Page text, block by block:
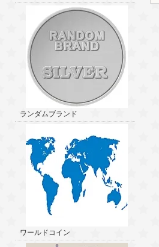
ランダムブランド
ワールドコイン